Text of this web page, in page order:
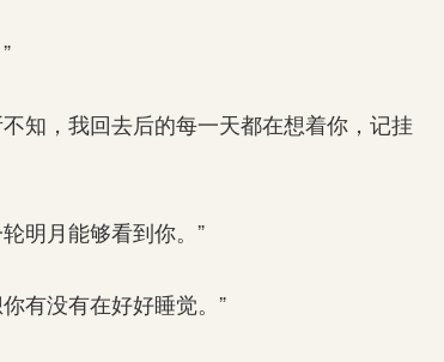
知，我回去后的每一天都在想着你，记挂
明月能够看到你。”
有没有在好好睡觉。”